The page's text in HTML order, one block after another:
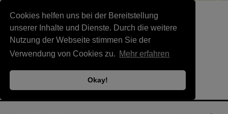
Cookies helfen uns bei der Bereitstellung
unserer Inhalte und Dienste. Durch die weitere
Nutzung der Webseite stimmen Sie der
Verwendung von Cookies zu. Mehr erfahren
Okay!